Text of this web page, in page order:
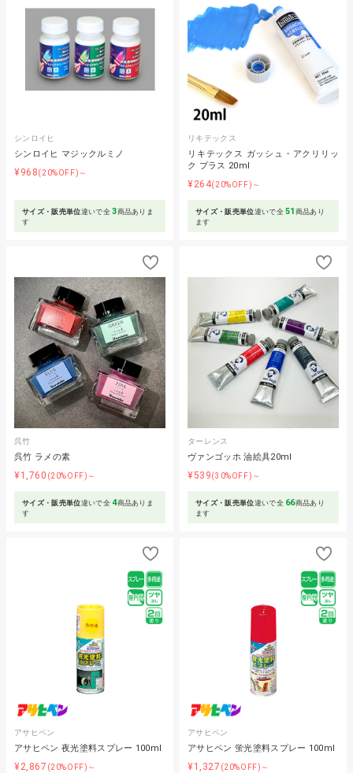
シンロイヒ
シンロイヒ マジックルミノ
¥968(20%OFF)～
サイズ・販売単位違いで全3商品ありま
す
リキテックス
リキテックス ガッシュ・アクリリッ
ク プラス 20ml
¥264(20%OFF)～
サイズ・販売単位違いで全51 商品あり
ます
呉竹
呉竹 ラメの素
¥1,760 (20%OFF)～
サイズ・販売単位違いで全4商品ありま
す
ターレンス
ヴァンゴッホ 油絵具20ml
¥539(30%OFF)～
サイズ・販売単位違いで全 66商品あり
ます
アサヒペン
アサヒペン 夜光塗料スプレー 100ml
¥2,867 (20%OFF)～
アサヒペン
アサヒペン 蛍光塗料スプレー 100ml
¥1,327 (20%OFF)～